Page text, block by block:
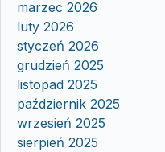
marzec 2026
luty 2026
styczeń 2026
grudzień 2025
listopad 2025
październik 2025
wrzesień 2025
sierpień 2025